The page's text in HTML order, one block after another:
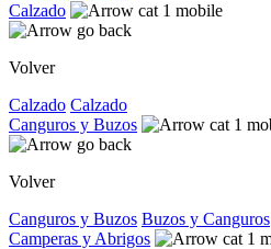
Calzado
Volver
Calzado Calzado
Canguros y Buzos
Volver
Canguros y Buzos Buzos y Canguros
Camperas y Abrigos